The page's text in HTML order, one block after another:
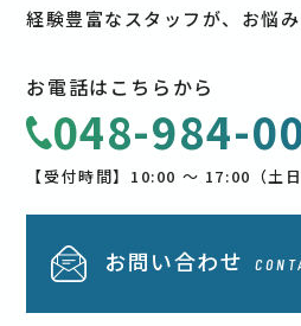
経験豊富なスタッフが、お悩
お電話はこちらから
048-984-
【受付時間】10:00 〜 17:00（土日
お問い合わせ